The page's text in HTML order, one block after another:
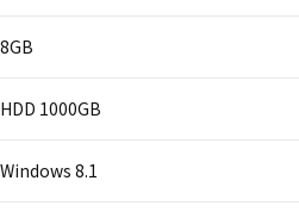
8GB
HDD 1000GB
Windows 8.1